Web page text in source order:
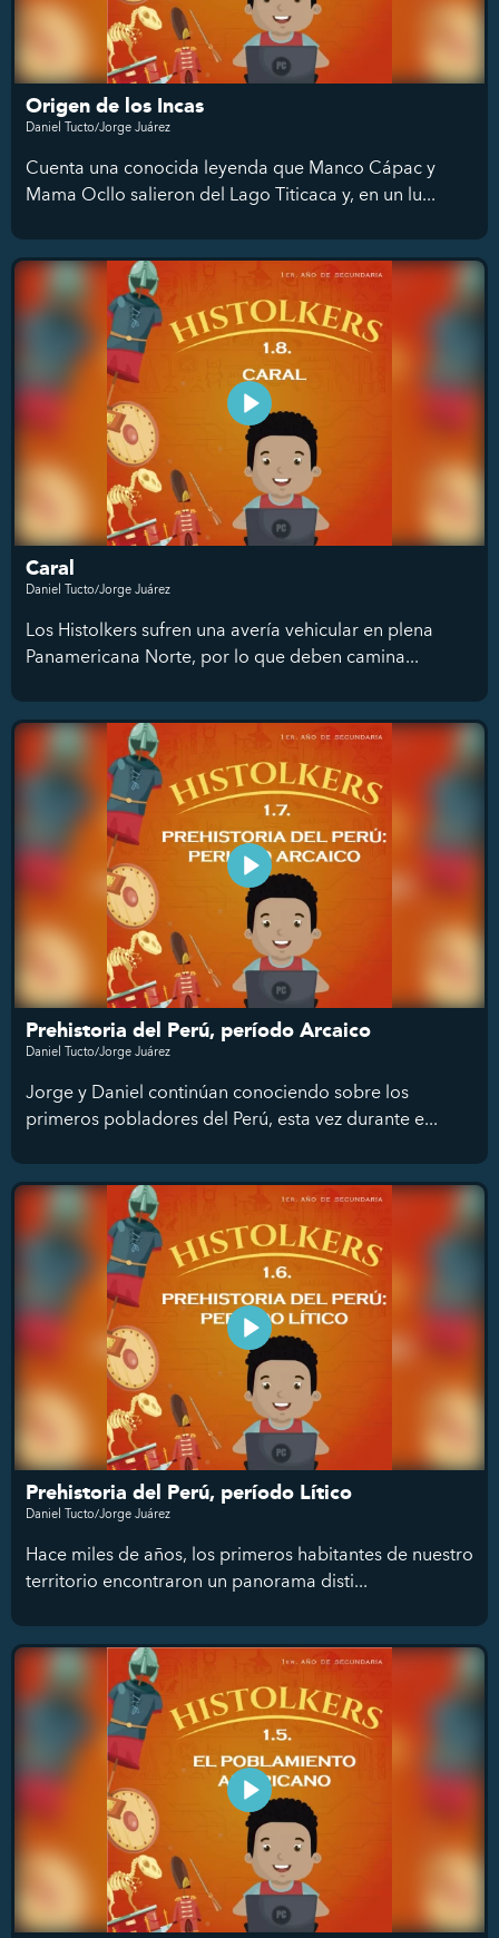
Origen de los Incas
Daniel Tucto/Jorge Juárez
Cuenta una conocida leyenda que Manco Cápac y
Mama Ocllo salieron del Lago Titicaca y, en un lu...
Caral
Daniel Tucto/Jorge Juárez
Los Histolkers sufren una avería vehicular en plena
Panamericana Norte, por lo que deben camina...
Prehistoria del Perú, período Arcaico
Daniel Tucto/Jorge Juárez
Jorge y Daniel continúan conociendo sobre los
primeros pobladores del Perú, esta vez durante e...
Prehistoria del Perú, período Lítico
Daniel Tucto/Jorge Juárez
Hace miles de años, los primeros habitantes de nuestro
territorio encontraron un panorama disti...